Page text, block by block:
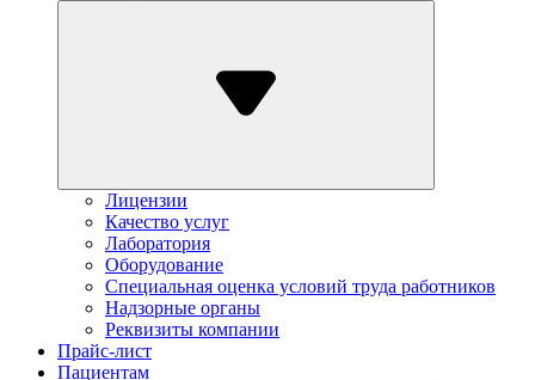
Лицензии
Качество услуг
Лаборатория
Оборудование
Специальная оценка условий труда работников
Надзорные органы
Реквизиты компании
Прайс-лист
Пациентам